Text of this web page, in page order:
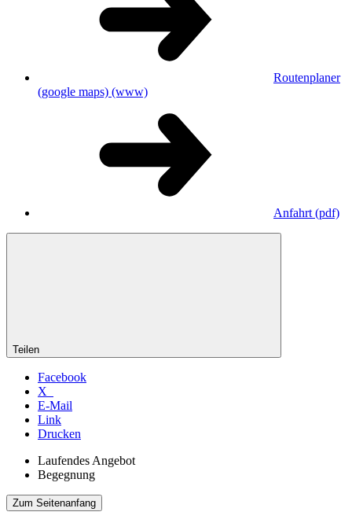
Routenplaner
(google maps) (www)
Anfahrt(pdf)
Teilen
Facebook
X
E-Mail
Link
Drucken
Laufendes Angebot
Begegnung
Zum Seitenanfang